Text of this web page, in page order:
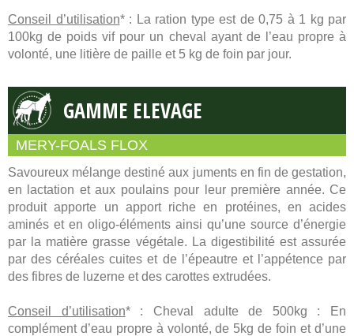
Conseil d’utilisation* : La ration type est de 0,75 à 1 kg par
100kg de poids vif pour un cheval ayant de l’eau propre à
volonté, une litière de paille et 5 kg de foin par jour.
GAMME ELEVAGE
MERY-FOALS FLOX
Savoureux mélange destiné aux juments en fin de gestation,
en lactation et aux poulains pour leur première année. Ce
produit apporte un apport riche en protéines, en acides
aminés et en oligo-éléments ainsi qu’une source d’énergie
par la matière grasse végétale. La digestibilité est assurée
par des céréales cuites et de l’épeautre et l’appétence par
des fibres de luzerne et des carottes extrudées.
Conseil d’utilisation* : Cheval adulte de 500kg : En
complément d’eau propre à volonté, de 5kg de foin et d’une